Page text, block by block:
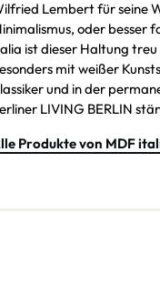
Lembert für seine
oder besser
Italia ist dieser Haltung
mit weißer
und in der
LIVING BERLIN
Produkte von MDF